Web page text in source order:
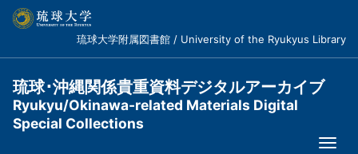
コ
琉球大学附属図書館 / University of the Ryukyus Library
琉球･沖縄関係貴重資料デジタルアーカイブ
Ryukyu/Okinawa-related Materials Digital
Special Collections